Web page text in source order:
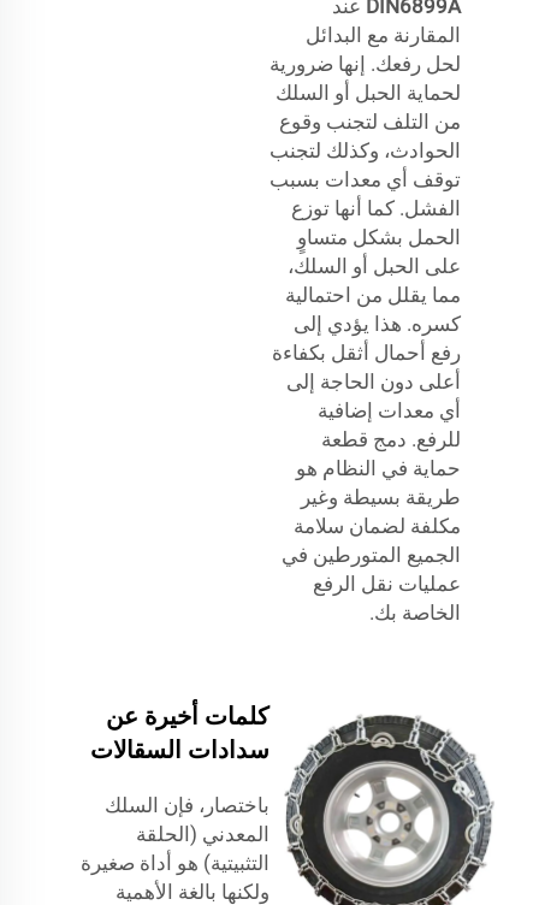
DIN6899A عند
المقارنة مع البدائل
لحل رفعك. إنها ضرورية
لحماية الحبل أو السلك
من التلف لتجنب وقوع
الحوادث، وكذلك لتجنب
توقف أي معدات بسبب
الفشل. كما أنها توزع
الحمل بشكل متساوٍ
على الحبل أو السلك،
مما يقلل من احتمالية
كسره. هذا يؤدي إلى
رفع أحمال أثقل بكفاءة
أعلى دون الحاجة إلى
أي معدات إضافية
للرفع. دمج قطعة
حماية في النظام هو
طريقة بسيطة وغير
مكلفة لضمان سلامة
الجميع المتورطين في
عمليات نقل الرفع
الخاصة بك.
كلمات أخيرة عن
سدادات السقالات
باختصار، فإن السلك
المعدني (الحلقة
التثبيتية) هو أداة صغيرة
ولكنها بالغة الأهمية